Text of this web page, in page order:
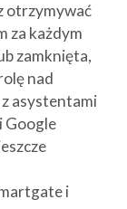
otrzymywać
za każdym
zamknięta,
nad
asystentami
Google
i